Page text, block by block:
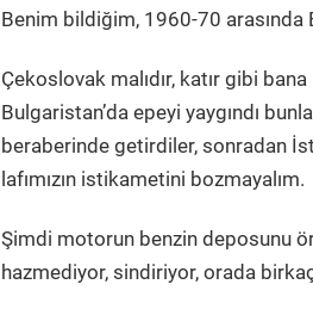
Benim bildiğim, 1960-70
Çekoslovak malıdır, katır gibi
Bulgaristan’da epeyi yaygındı
beraberinde getirdiler, sonradan
lafımızın istikametini bozmayalım.
Şimdi motorun benzin deposunu
hazmediyor, sindiriyor, orada